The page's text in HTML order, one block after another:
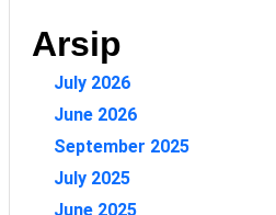
Arsip
July 2026
June 2026
September 2025
July 2025
June 2025